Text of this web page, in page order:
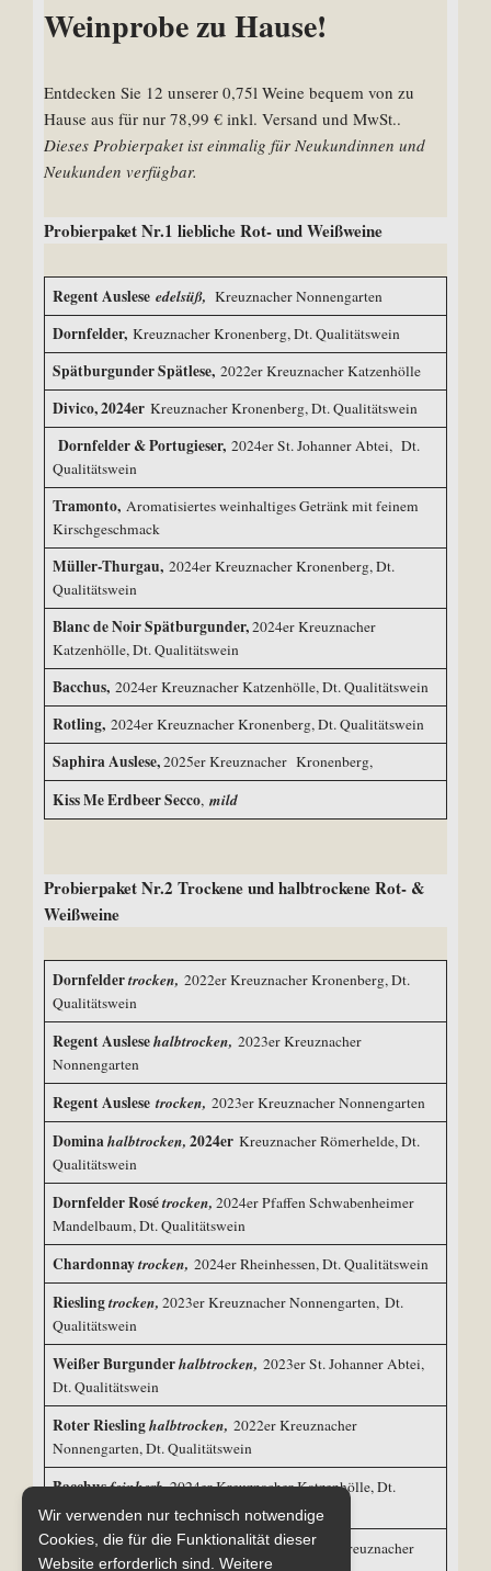
Weinprobe zu Hause!
Entdecken Sie 12 unserer 0,75l Weine bequem von zu
Hause aus für nur 78,99 € inkl. Versand und MwSt..
Dieses Probierpaket ist einmalig für Neukundinnen und
Neukunden verfügbar.
Probierpaket Nr.1 liebliche Rot- und Weißweine
Regent Auslese edelsüß, Kreuznacher Nonnengarten
Dornfelder,Kreuznacher Kronenberg, Dt. Qualitätswein
Spätburgunder Spätlese,2022er Kreuznacher Katzenhölle
Divico,2024erKreuznacher Kronenberg, Dt. Qualitätswein
Dornfelder & Portugieser,2024er St. Johanner Abtei, Dt.
Qualitätswein
Tramonto,Aromatisiertes weinhaltiges Getränk mit feinem
Kirschgeschmack
Müller-Thurgau,2024er Kreuznacher Kronenberg, Dt.
Qualitätswein
Blanc de Noir Spätburgunder,2024er Kreuznacher
Katzenhölle, Dt. Qualitätswein
Bacchus,2024er Kreuznacher Katzenhölle, Dt. Qualitätswein
Rotling,2024er Kreuznacher Kronenberg, Dt. Qualitätswein
Saphira Auslese,2025er Kreuznacher Kronenberg,
Kiss Me Erdbeer Secco, mild
Probierpaket Nr.2 Trockene und halbtrockene Rot- &
Weißweine
Dornfeldertrocken, 2022er Kreuznacher Kronenberg, Dt.
Qualitätswein
Regent Auslesehalbtrocken, 2023er Kreuznacher
Nonnengarten
Regent Auslese trocken, 2023er Kreuznacher Nonnengarten
Dominahalbtrocken, 2024erKreuznacher Römerhelde, Dt.
Qualitätswein
Dornfelder Rosétrocken, 2024er Pfaffen Schwabenheimer
Mandelbaum, Dt. Qualitätswein
Chardonnaytrocken, 2024er Rheinhessen, Dt. Qualitätswein
Rieslingtrocken, 2023er Kreuznacher Nonnengarten, Dt.
Qualitätswein
Weißer Burgunderhalbtrocken, 2023er St. Johanner Abtei,
Dt. Qualitätswein
Roter Rieslinghalbtrocken, 2022er Kreuznacher
Nonnengarten, Dt. Qualitätswein
Bacchusfeinherb,2024er Kreuznacher Katzenhölle, Dt.
Qualitätswein
Muskat Ottonel Spätlesefeinherb,2023er Kreuznacher
Wir verwenden nur technisch notwendige
Cookies, die für die Funktionalität dieser
Website erforderlich sind. Weitere